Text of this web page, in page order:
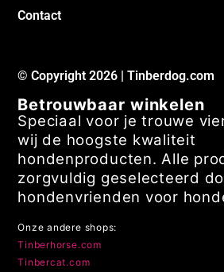
Contact
© Copyright 2026 | Tinberdog.com
Betrouwbaar winkelen
Speciaal voor je trouwe
wij de hoogste kwaliteit
hondenproducten. Alle
zorgvuldig geselecteerd
hondenvrienden voor
Onze andere shops:
Tinberhorse.com
Tinbercat.com